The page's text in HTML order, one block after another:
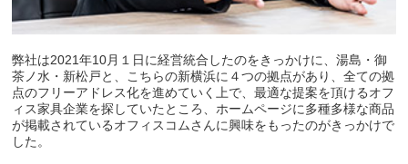
弊社は2021年10月１日に経営統合したのをきっかけに、湯島・御
茶ノ水・新松戸と、こちらの新横浜に４つの拠点があり、全ての拠
点のフリーアドレス化を進めていく上で、最適な提案を頂けるオフ
ィス家具企業を探していたところ、ホームページに多種多様な商品
が掲載されているオフィスコムさんに興味をもったのがきっかけで
した。